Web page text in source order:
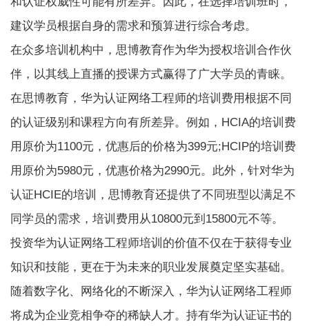
建议学员根据自身的需求和预算进行综合考虑。
在众多培训机构中，思博教育作为华为授权培训合作伙
伴，以其线上直播的授课方式赢得了广大学员的青睐。
在思博教育，华为认证网络工程师的培训费用根据不同
的认证级别和课程方向有所差异。例如，HCIA的培训费
用原价为1100元，优惠后的价格为399元;HCIP的培训费
用原价为5980元，优惠价格为2990元。此外，针对华为
认证HCIE的培训，思博教育还提供了不同班型以满足不
同学员的需求，培训费用从10800元到15800元不等。
投资华为认证网络工程师培训的价值不仅在于获得专业
知识和技能，更在于为未来的职业发展奠定坚实基础。
随着数字化、网络化的不断深入，华为认证网络工程师
将成为企业竞相争夺的稀缺人才。持有华为认证证书的